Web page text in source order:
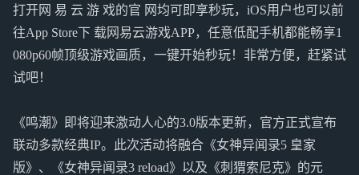
打开网 易 云 游 戏的官 网均可即享秒玩，iOS用户也可以前
往App Store下 载网易云游戏APP，任意低配手机都能畅享1
080p60帧顶级游戏画质，一键开始秒玩！非常方便，赶紧试
试吧！
《鸣潮》即将迎来激动人心的3.0版本更新，官方正式宣布
联动多款经典IP。此次活动将融合《女神异闻录5 皇家
版》、《女神异闻录3 reload》以及《刺猬索尼克》的元